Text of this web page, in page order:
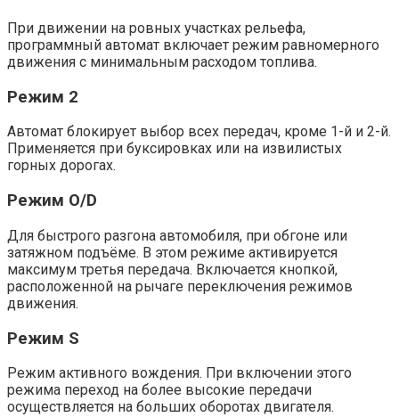
При движении на ровных участках рельефа,
программный автомат включает режим равномерного
движения с минимальным расходом топлива.
Режим 2
Автомат блокирует выбор всех передач, кроме 1-й и 2-й.
Применяется при буксировках или на извилистых
горных дорогах.
Режим O/D
Для быстрого разгона автомобиля, при обгоне или
затяжном подъёме. В этом режиме активируется
максимум третья передача. Включается кнопкой,
расположенной на рычаге переключения режимов
движения.
Режим S
Режим активного вождения. При включении этого
режима переход на более высокие передачи
осуществляется на больших оборотах двигателя.